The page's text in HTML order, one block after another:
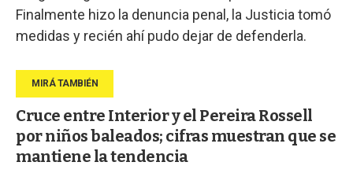
Finalmente hizo la denuncia penal, la Justicia tomó
medidas y recién ahí pudo dejar de defenderla.
Cruce entre Interior y el Pereira Rossell
por niños baleados; cifras muestran que se
mantiene la tendencia